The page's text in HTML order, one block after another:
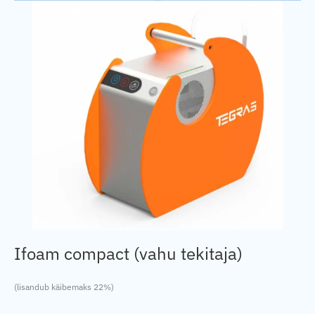
Ifoam compact (vahu tekitaja)
(lisandub käibemaks 22%)